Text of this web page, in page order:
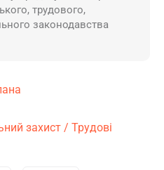
трудового,
законодавства
захист / Трудові